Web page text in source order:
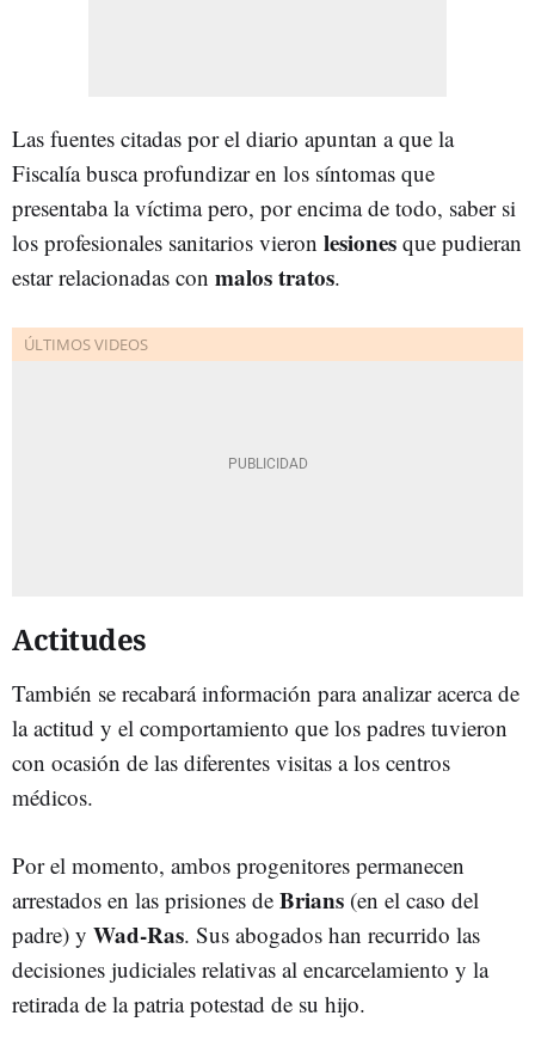
Las fuentes citadas por el diario apuntan a que la
Fiscalía busca profundizar en los síntomas que
presentaba la víctima pero, por encima de todo, saber si
los profesionales sanitarios vieron lesiones que pudieran
estar relacionadas con malos tratos.
Actitudes
También se recabará información para analizar acerca de
la actitud y el comportamiento que los padres tuvieron
con ocasión de las diferentes visitas a los centros
médicos.
Por el momento, ambos progenitores permanecen
arrestados en las prisiones de Brians (en el caso del
padre) y Wad-Ras. Sus abogados han recurrido las
decisiones judiciales relativas al encarcelamiento y la
retirada de la patria potestad de su hijo.